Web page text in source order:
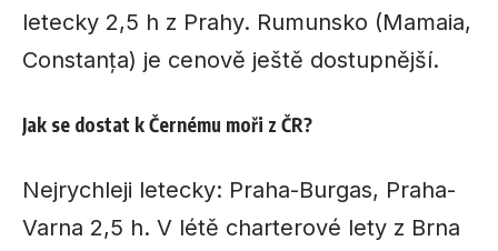
letecky 2,5 h z Prahy. Rumunsko (Mamaia,
Constanța) je cenově ještě dostupnější.
Jak se dostat k Černému moři z ČR?
Nejrychleji letecky: Praha-Burgas, Praha-
Varna 2,5 h. V létě charterové lety z Brna